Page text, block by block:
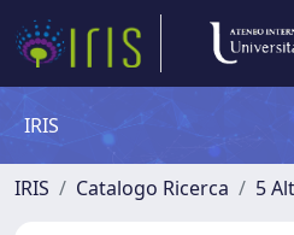
IRIS
IRIS Catalogo Ricerca 5